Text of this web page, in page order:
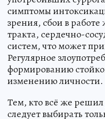
симптомы
зрения, сбои в
тракта, сердечно-
систем, что может
Регулярное
формированию
изменению личности.
Тем, кто всё же решил
следует выбирать